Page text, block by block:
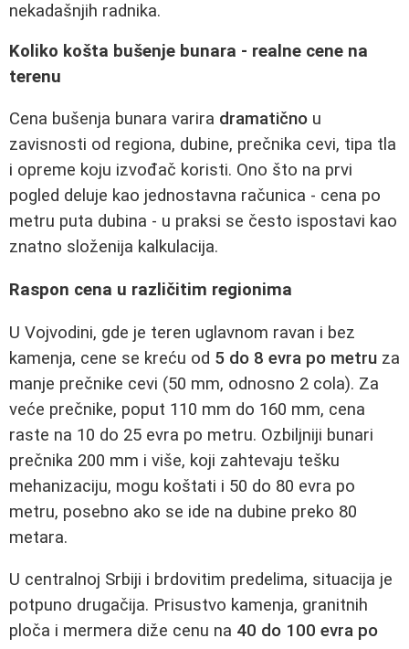
nekadašnjih radnika.
Koliko košta bušenje bunara - realne cene na
terenu
Cena bušenja bunara varira dramatično u
zavisnosti od regiona, dubine, prečnika cevi, tipa tla
i opreme koju izvođač koristi. Ono što na prvi
pogled deluje kao jednostavna računica - cena po
metru puta dubina - u praksi se često ispostavi kao
znatno složenija kalkulacija.
Raspon cena u različitim regionima
U Vojvodini, gde je teren uglavnom ravan i bez
kamenja, cene se kreću od 5 do 8 evra po metru za
manje prečnike cevi (50 mm, odnosno 2 cola). Za
veće prečnike, poput 110 mm do 160 mm, cena
raste na 10 do 25 evra po metru. Ozbiljniji bunari
prečnika 200 mm i više, koji zahtevaju tešku
mehanizaciju, mogu koštati i 50 do 80 evra po
metru, posebno ako se ide na dubine preko 80
metara.
U centralnoj Srbiji i brdovitim predelima, situacija je
potpuno drugačija. Prisustvo kamenja, granitnih
ploča i mermera diže cenu na 40 do 100 evra po